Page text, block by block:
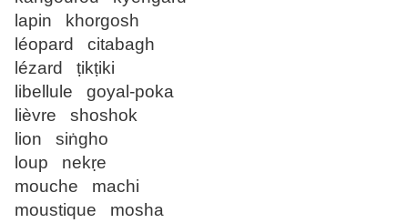
lapin khorgosh
léopard citabagh
lézard ṭikṭiki
libellule goyal-poka
lièvre shoshok
lion siṅgho
loup nekṛe
mouche machi
moustique mosha